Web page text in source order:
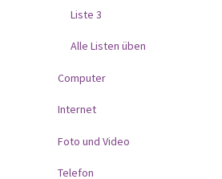
Liste 3
Alle Listen üben
Computer
Internet
Foto und Video
Telefon